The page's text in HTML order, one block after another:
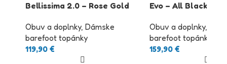
Bellissima 2.0 – Rose Gold
Obuv a doplnky, Dámske
barefoot topánky
119,90 €
Evo – All Black
Obuv a doplnky,
barefoot topánky
159,90€